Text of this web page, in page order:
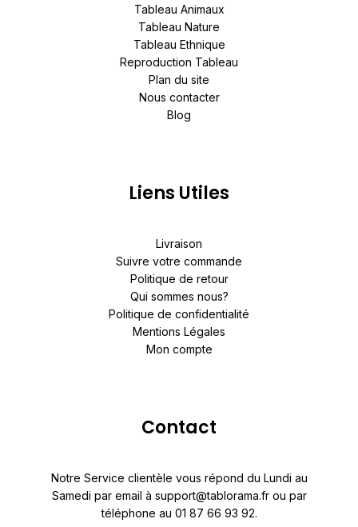
Tableau Animaux
Tableau Nature
Tableau Ethnique
Reproduction Tableau
Plan du site
Nous contacter
Blog
Liens Utiles
Livraison
Suivre votre commande
Politique de retour
Qui sommes nous?
Politique de confidentialité
Mentions Légales
Mon compte
Contact
Notre Service clientèle vous répond du Lundi au
Samedi par email à support@tablorama.fr ou par
téléphone au 01 87 66 93 92.